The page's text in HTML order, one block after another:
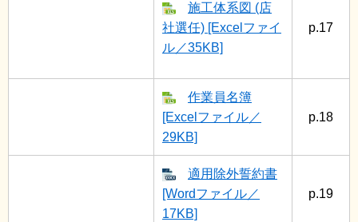
施工体系図 (店
社選任) [Excelファイ
ル／35KB]
p.17
作業員名簿
[Excelファイル／
29KB]
p.18
適用除外誓約書
[Wordファイル／
17KB]
p.19